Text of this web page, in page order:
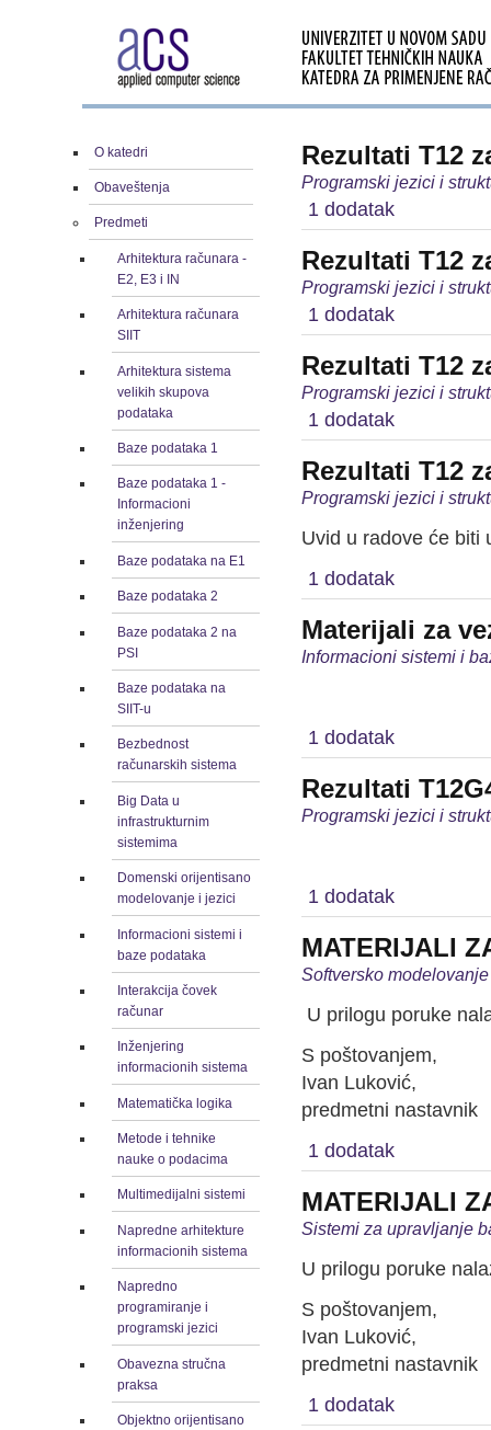
O katedri
Obaveštenja
Predmeti
Arhitektura računara -
E2, E3 i IN
Arhitektura računara
SIIT
Arhitektura sistema
velikih skupova
podataka
Baze podataka 1
Baze podataka 1 -
Informacioni
inženjering
Baze podataka na E1
Baze podataka 2
Baze podataka 2 na
PSI
Baze podataka na
SIIT-u
Bezbednost
računarskih sistema
Big Data u
infrastrukturnim
sistemima
Domenski orijentisano
modelovanje i jezici
Informacioni sistemi i
baze podataka
Interakcija čovek
računar
Inženjering
informacionih sistema
Matematička logika
Metode i tehnike
nauke o podacima
Multimedijalni sistemi
Napredne arhitekture
informacionih sistema
Napredno
programiranje i
programski jezici
Obavezna stručna
praksa
Objektno orijentisano
Rezultati T12
Programski jezici i
1 dodatak
Rezultati T12
Programski jezici i
1 dodatak
Rezultati T12
Programski jezici i
1 dodatak
Rezultati T12
Programski jezici i
Uvid u radove će biti
1 dodatak
Materijali za
Informacioni sistemi i
1 dodatak
Rezultati
Programski jezici i
1 dodatak
MATERIJALI
Softversko
U prilogu poruke
S poštovanjem,
Ivan Luković,
predmetni nastavnik
1 dodatak
MATERIJALI
Sistemi za upravljanje
U prilogu poruke
S poštovanjem,
Ivan Luković,
predmetni nastavnik
1 dodatak